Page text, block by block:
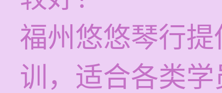
福州悠悠琴行
训，适合各类